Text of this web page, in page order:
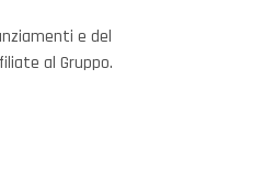
e del
al Gruppo.